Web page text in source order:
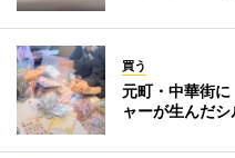
買う
元町・中華街
ャーが生んだ